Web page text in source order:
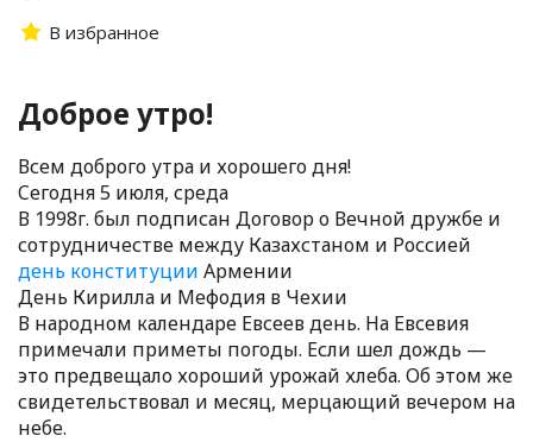
В избранное
Доброе утро!
Всем доброго утра и хорошего дня!
Cегодня 5 июля, среда
В 1998г. был подписан Договор о Вечной дружбе и
сотрудничестве между Казахстаном и Россией
день конституции Армении
День Кирилла и Мефодия в Чехии
В народном календаре Евсеев день. На Евсевия
примечали приметы погоды. Если шел дождь —
это предвещало хороший урожай хлеба. Об этом же
свидетельствовал и месяц, мерцающий вечером на
небе.